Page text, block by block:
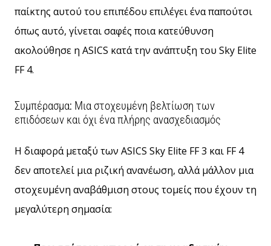
παίκτης αυτού του επιπέδου επιλέγει ένα παπούτσι
όπως αυτό, γίνεται σαφές ποια κατεύθυνση
ακολούθησε η ASICS κατά την ανάπτυξη του Sky Elite
FF 4.
Συμπέρασμα: Μια στοχευμένη βελτίωση των
επιδόσεων και όχι ένα πλήρης ανασχεδιασμός
Η διαφορά μεταξύ των ASICS Sky Elite FF 3 και FF 4
δεν αποτελεί μια ριζική ανανέωση, αλλά μάλλον μια
στοχευμένη αναβάθμιση στους τομείς που έχουν τη
μεγαλύτερη σημασία: